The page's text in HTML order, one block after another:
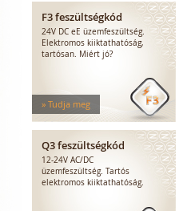
F3 feszültségkód
24V DC eE üzemfeszültség.
Elektromos kiiktathatóság,
tartósan. Miért jó?
» Tudja meg
Q3 feszültségkód
12-24V AC/DC
üzemfeszültség. Tartós
elektromos kiiktathatóság.